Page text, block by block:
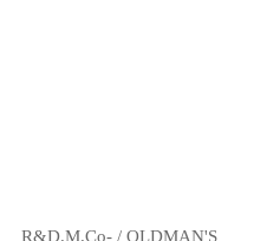
R&D.M.Co- / OLDMAN'S